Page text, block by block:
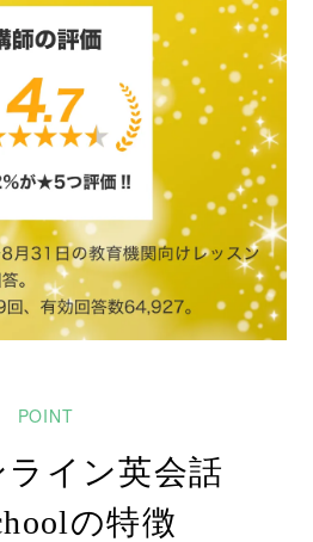
智大学名誉教授 吉田研作先生
ナー開催決定。
ました。
に学研グループとして出展し
26日ｰ30日キムタツ先生によ
イン英会話
の特徴